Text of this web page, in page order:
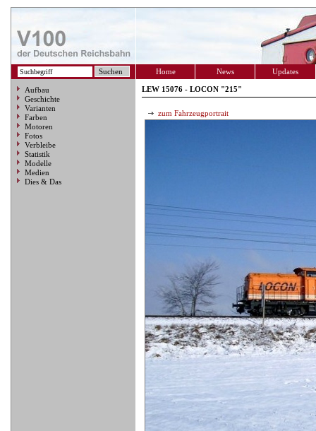
Home News Updates
Aufbau
Geschichte
Varianten
Farben
Motoren
Fotos
Verbleibe
Statistik
Modelle
Medien
Dies & Das
LEW 15076 - LOCON "215"
zum Fahrzeugportrait